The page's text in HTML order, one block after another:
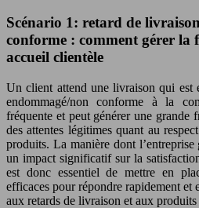
Scénario 1: retard de
conforme : comment gérer la
accueil clientèle
Un client attend une livraison qui est
endommagé/non conforme à la
fréquente et peut générer une grande
des attentes légitimes quant au
produits. La manière dont
un impact significatif sur la
est donc essentiel de mettre en
efficaces pour répondre rapidement et
aux retards de livraison et aux